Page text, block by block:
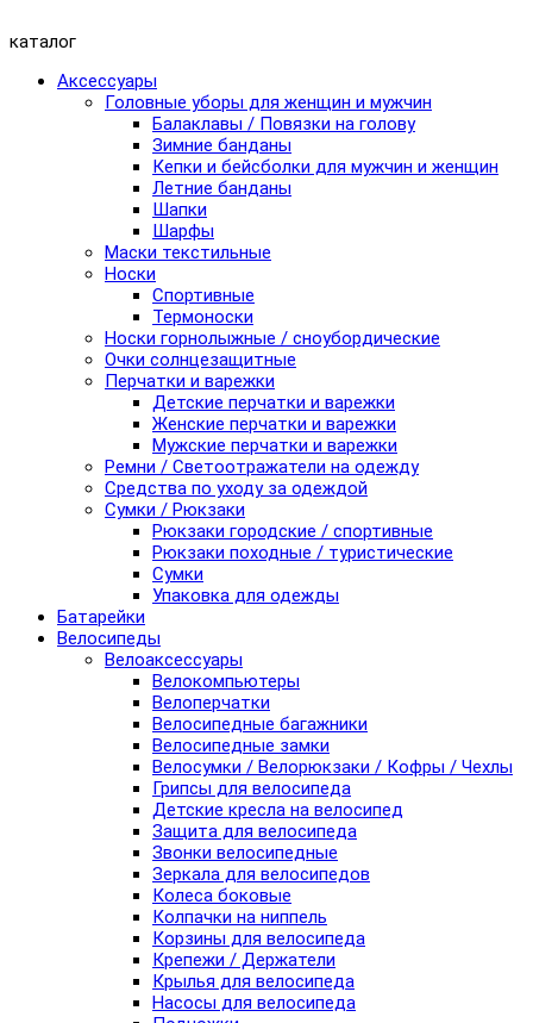
каталог
Аксессуары
Головные уборы для женщин и мужчин
Балаклавы / Повязки на голову
Зимние банданы
Кепки и бейсболки для мужчин и женщин
Летние банданы
Шапки
Шарфы
Маски текстильные
Носки
Спортивные
Термоноски
Носки горнолыжные / сноубордические
Очки солнцезащитные
Перчатки и варежки
Детские перчатки и варежки
Женские перчатки и варежки
Мужские перчатки и варежки
Ремни / Светоотражатели на одежду
Средства по уходу за одеждой
Сумки / Рюкзаки
Рюкзаки городские / спортивные
Рюкзаки походные / туристические
Сумки
Упаковка для одежды
Батарейки
Велосипеды
Велоаксессуары
Велокомпьютеры
Велоперчатки
Велосипедные багажники
Велосипедные замки
Велосумки / Велорюкзаки / Кофры / Чехлы
Грипсы для велосипеда
Детские кресла на велосипед
Защита для велосипеда
Звонки велосипедные
Зеркала для велосипедов
Колеса боковые
Колпачки на ниппель
Корзины для велосипеда
Крепежи / Держатели
Крылья для велосипеда
Насосы для велосипеда